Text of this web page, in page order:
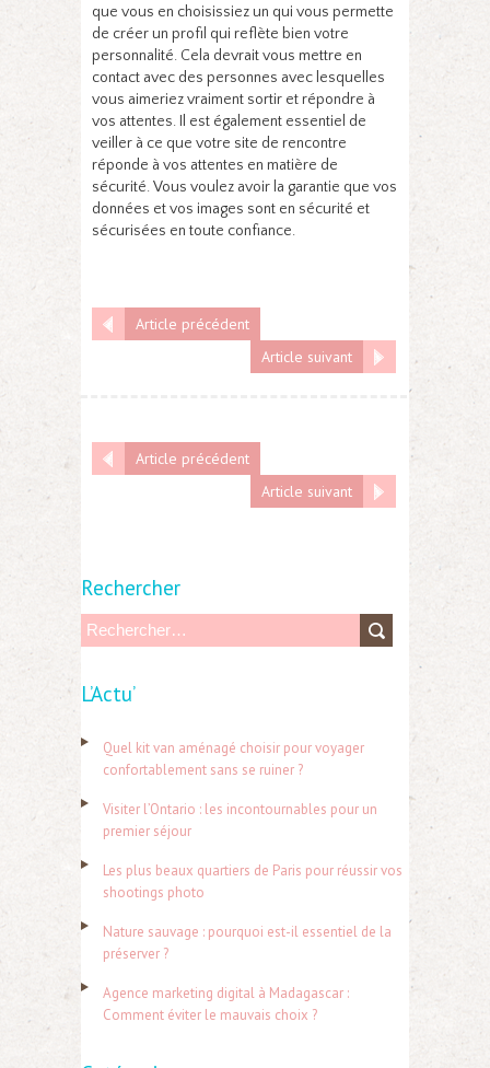
que vous en choisissiez un qui vous permette
de créer un profil qui reflète bien votre
personnalité. Cela devrait vous mettre en
contact avec des personnes avec lesquelles
vous aimeriez vraiment sortir et répondre à
vos attentes. Il est également essentiel de
veiller à ce que votre site de rencontre
réponde à vos attentes en matière de
sécurité. Vous voulez avoir la garantie que vos
données et vos images sont en sécurité et
sécurisées en toute confiance.
Article précédent
Article suivant
Article précédent
Article suivant
Rechercher
h
r
:
L’Actu’
Quel kit van aménagé choisir pour voyager
confortablement sans se ruiner ?
Visiter l’Ontario : les incontournables pour un
premier séjour
Les plus beaux quartiers de Paris pour réussir vos
shootings photo
Nature sauvage : pourquoi est-il essentiel de la
préserver ?
Agence marketing digital à Madagascar :
Comment éviter le mauvais choix ?